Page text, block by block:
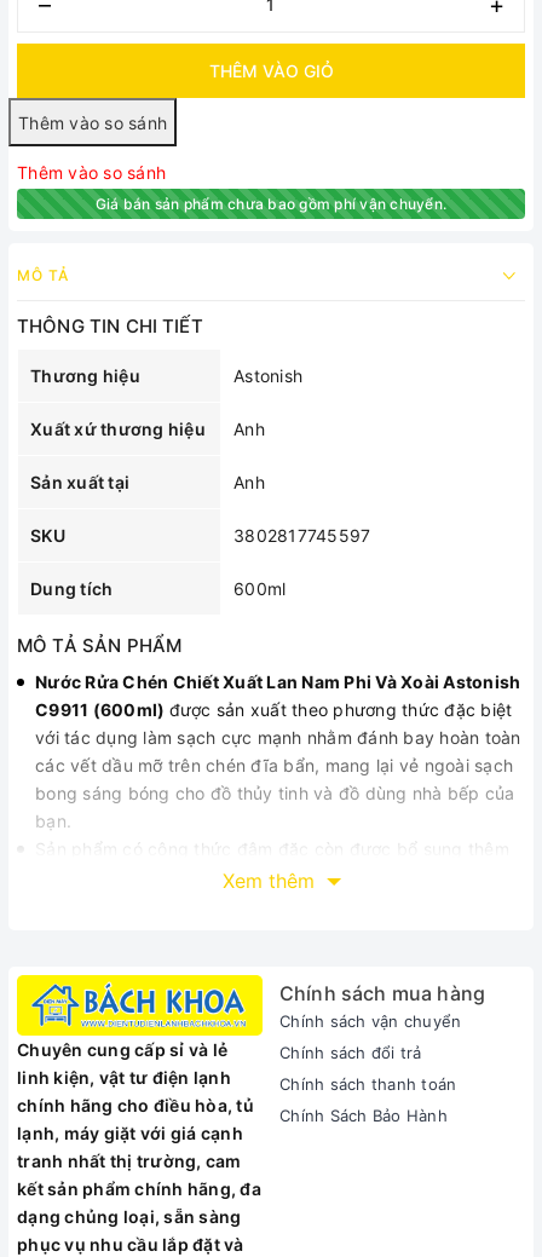
THÊM VÀO GIỎ
Thêm vào so sánh
Giá bán sản phẩm chưa bao gồm phí vận chuyển.
MÔ TẢ
THÔNG TIN CHI TIẾT
Thương hiệu Astonish
Xuất xứ thương hiệu Anh
Sản xuất tại Anh
SKU 3802817745597
Dung tích 600ml
MÔ TẢ SẢN PHẨM
Nước Rửa Chén Chiết Xuất Lan Nam Phi Và Xoài Astonish
C9911 (600ml) được sản xuất theo phương thức đặc biệt
với tác dụng làm sạch cực mạnh nhằm đánh bay hoàn toàn
các vết dầu mỡ trên chén đĩa bẩn, mang lại vẻ ngoài sạch
bong sáng bóng cho đồ thủy tinh và đồ dùng nhà bếp của
bạn.
Sản phẩm có công thức đậm đặc còn được bổ sung thêm
tác dụng diệt khuẩn giúp hạn chế sự sinh sôi của vi khuẩn
Sản phẩm đã được kiểm nghiệm da liễu và được chứng
nhận an toàn với da tay.
Xem thêm
Chuyên cung cấp sỉ và lẻ
linh kiện, vật tư điện lạnh
chính hãng cho điều hòa, tủ
lạnh, máy giặt với giá cạnh
tranh nhất thị trường, cam
kết sản phẩm chính hãng, đa
dạng chủng loại, sẵn sàng
phục vụ nhu cầu lắp đặt và
Chính sách mua hàng
Chính sách vận chuyển
Chính sách đổi trả
Chính sách thanh toán
Chính Sách Bảo Hành